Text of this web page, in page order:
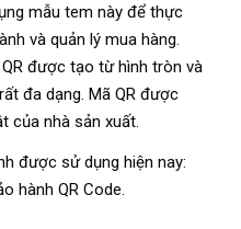
mẫu tem này để thực
và quản lý mua hàng.
được tạo từ hình tròn và
đa dạng. Mã QR được
của nhà sản xuất.
được sử dụng hiện nay:
hành QR Code.